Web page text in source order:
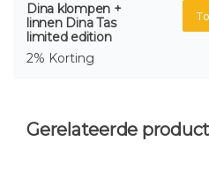
Dina klompen +
linnen Dina Tas
limited edition
2% Korting
Gerelateerde